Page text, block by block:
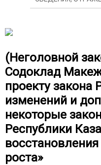
(Неголовной
Содоклад
проекту закона
изменений и
некоторые
Республики
роста»